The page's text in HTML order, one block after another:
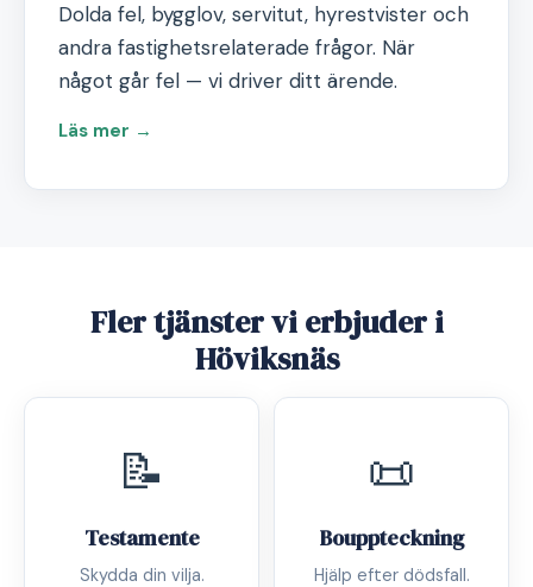
Dolda fel, bygglov, servitut, hyrestvister och
andra fastighetsrelaterade frågor. När
något går fel — vi driver ditt ärende.
Läs mer →
Fler tjänster vi erbjuder i
Höviksnäs
📝
Testamente
Skydda din vilja.
📜
Bouppteckning
Hjälp efter dödsfall.